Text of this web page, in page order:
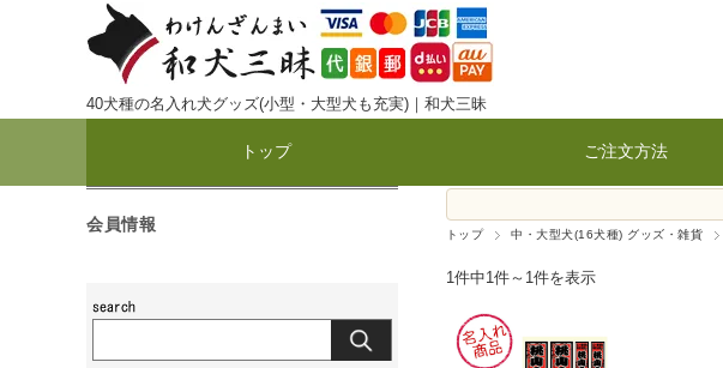
40犬種の名入れ犬グッズ(小型・大型犬も充実)｜和犬三昧
トップ ご注文方法
トップ 中・大型犬(16犬種) グッズ・雑貨
1件中1件～1件を表示
会員情報